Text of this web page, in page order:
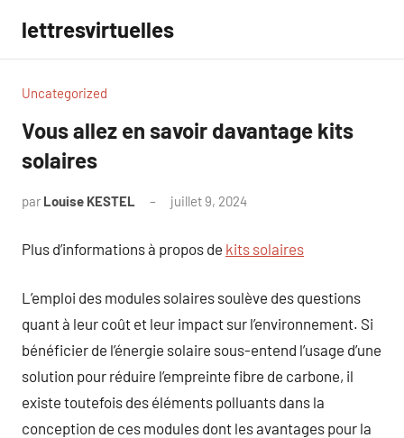
contenu
lettresvirtuelles
Uncategorized
Vous allez en savoir davantage kits
solaires
par Louise KESTEL juillet 9, 2024
Plus d’informations à propos de kits solaires
L’emploi des modules solaires soulève des questions
quant à leur coût et leur impact sur l’environnement. Si
bénéficier de l’énergie solaire sous-entend l’usage d’une
solution pour réduire l’empreinte fibre de carbone, il
existe toutefois des éléments polluants dans la
conception de ces modules dont les avantages pour la